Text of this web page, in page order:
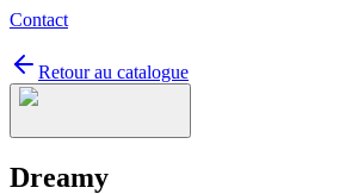
Contact
Retour au catalogue
Dreamy